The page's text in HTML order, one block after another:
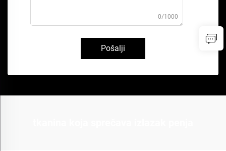
0/1000
Pošalji